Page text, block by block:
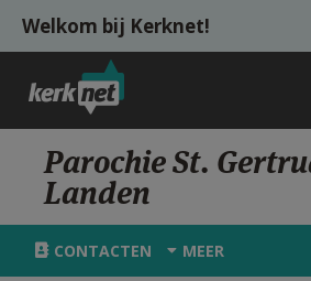
Overslaan en naar de inhoud gaan
Welkom bij Kerknet!
STARTPAGINA
KERK
VIERINGEN
Parochie St.
Landen
CONTACTEN MEER